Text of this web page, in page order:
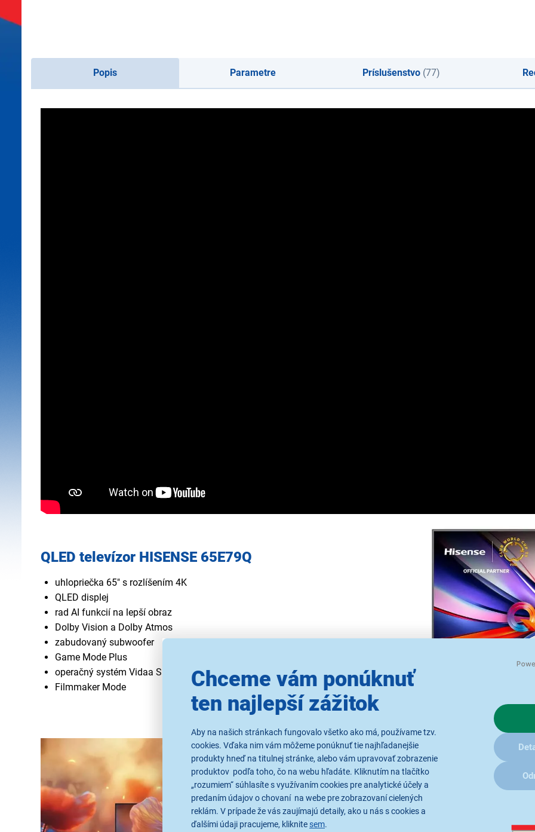
Chceme vám ponúknuť
ten najlepší zážitok
Aby na našich stránkach fungovalo všetko ako má, používame tzv.
cookies. Vďaka nim vám môžeme ponúknuť tie najhľadanejšie
produkty hneď na titulnej stránke, alebo vám upravovať zobrazenie
produktov podľa toho, čo na webu hľadáte. Kliknutím na tlačítko
„rozumiem“ súhlasíte s využívaním cookies pre analytické účely a
predaním údajov o chovaní na webe pre zobrazovaní cielených
reklám. V prípade že vás zaujímajú detaily, ako u nás s cookies a
ďalšími údaji pracujeme, kliknite sem.
Popis Parametre Príslušenstvo(77)
QLED televízor HISENSE 65E79Q
uhlopriečka 65" s rozlíšením 4K
QLED displej
rad AI funkcií na lepší obraz
Dolby Vision a Dolby Atmos
zabudovaný subwoofer
Game Mode Plus
operačný systém Vidaa Smart TV
Filmmaker Mode
Filmový večer
Nechajte sa rozmaznávať
Hisense 65E79Q. Vaše
vyzerať